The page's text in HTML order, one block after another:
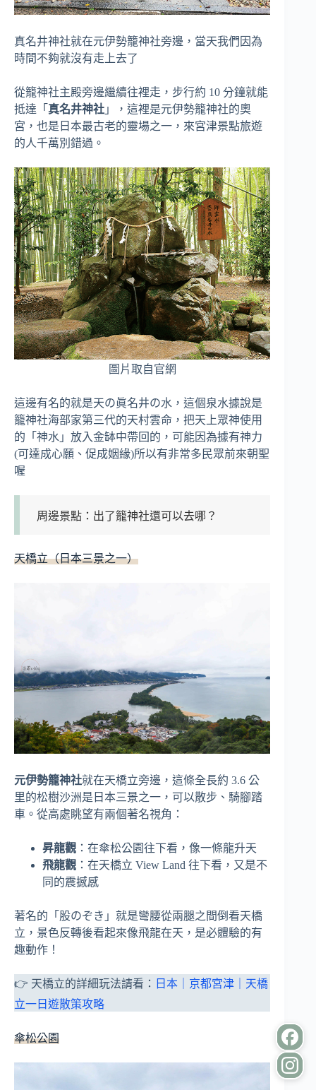
真名井神社就在元伊勢籠神社旁邊，當天我們因為
時間不夠就沒有走上去了
從籠神社主殿旁邊繼續往裡走，步行約 10 分鐘就能
抵達「 真名井神社 」，這裡是元伊勢籠神社的奧
宮，也是日本最古老的靈場之一，來宮津景點旅遊
的人千萬別錯過。
圖片取自官網
這邊有名的就是天の眞名井の水，這個泉水據說是
籠神社海部家第三代的天村雲命，把天上眾神使用
的「神水」放入金缽中帶回的，可能因為據有神力
(可達成心願、促成姻緣)所以有非常多民眾前來朝聖
喔
周邊景點：出了籠神社還可以去哪？
天橋立（日本三景之一）
元伊勢籠神社就在天橋立旁邊，這條全長約 3.6 公
里的松樹沙洲是日本三景之一，可以散步、騎腳踏
車。從高處眺望有兩個著名視角：
昇龍觀 ：在傘松公園往下看，像一條龍升天
飛龍觀 ：在天橋立 View Land 往下看，又是不
同的震撼感
著名的「股のぞき」就是彎腰從兩腿之間倒看天橋
立，景色反轉後看起來像飛龍在天，是必體驗的有
趣動作！
👉 天橋立的詳細玩法請看：
日本｜京都宮津｜天橋
立一日遊散策攻略
傘松公園